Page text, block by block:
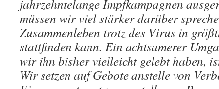
jahrzehntelange Impfkampagnen
müssen wir viel stärker darüber
Zusammenleben trotz des Virus in
stattfinden kann. Ein achtsamerer
wir ihn bisher vielleicht gelebt haben,
Wir setzen auf Gebote anstelle von